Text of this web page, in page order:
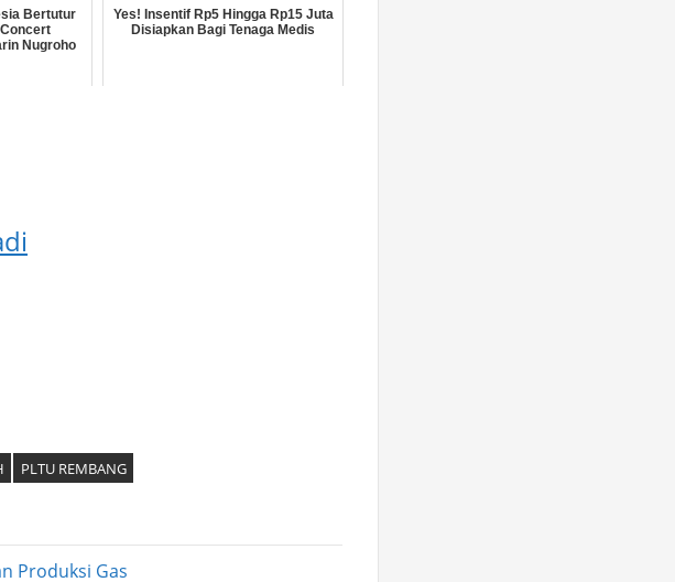
Bertutur
Nugroho
Yes! Insentif Rp5 Hingga Rp15 Juta
Disiapkan Bagi Tenaga Medis
PLTU REMBANG
Produksi Gas